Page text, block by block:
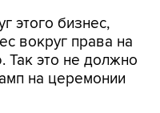
этого бизнес,
вокруг права на
Так это не должно
на церемонии